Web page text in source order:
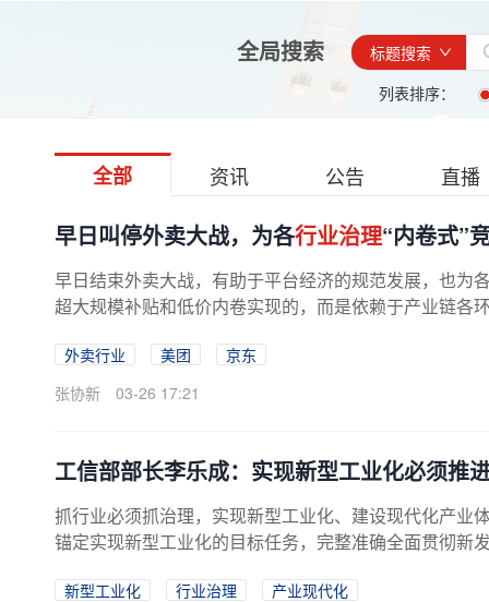
全局搜索
标题搜索
列表排序：
全部 资讯 公告 直播
早日叫停外卖大战，为各行业治理“内卷式”
早日结束外卖大战，有助于平台经济的规范发展，也为
超大规模补贴和低价内卷实现的，而是依赖于产业链各
外卖行业 美团
京东
张协新
03-26 17:21
工信部部长李乐成：实现新型工业化必须推
抓行业必须抓治理，实现新型工业化、建设现代化产业
锚定实现新型工业化的目标任务，完整准确全面贯彻新
新型工业化 行业治理
产业现代化